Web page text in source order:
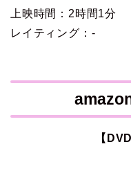
上映時間：2時間1分
レイティング：-
【